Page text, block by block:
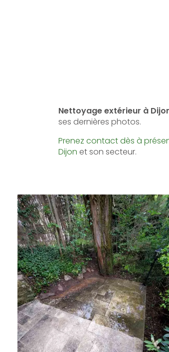
Nettoyage extérieur à
ses dernières photos.
Prenez contact dès à
Dijon et son secteur.